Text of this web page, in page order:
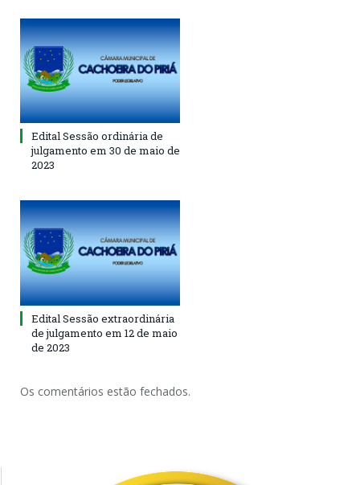
Edital Sessão ordinária de
julgamento em 30 de maio de
2023
Edital Sessão extraordinária
de julgamento em 12 de maio
de 2023
Os comentários estão fechados.